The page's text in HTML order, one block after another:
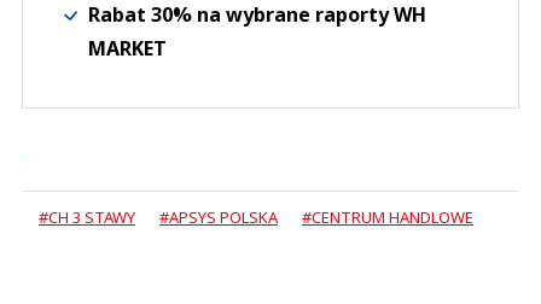
Rabat 30% na wybrane raporty WH
MARKET
#CH 3 STAWY #APSYS POLSKA #CENTRUM HANDLOWE